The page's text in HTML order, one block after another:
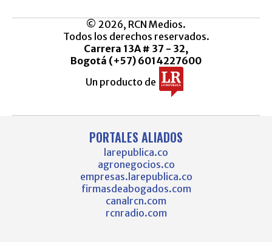
© 2026, RCN Medios.
Todos los derechos reservados.
Carrera 13A # 37 - 32,
Bogotá (+57) 6014227600
Un producto de
PORTALES ALIADOS
larepublica.co
agronegocios.co
empresas.larepublica.co
firmasdeabogados.com
canalrcn.com
rcnradio.com